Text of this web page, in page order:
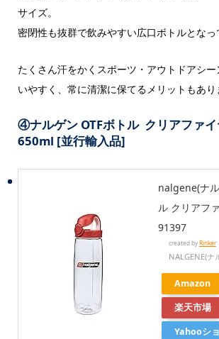
サイズ。
密閉性も抜群で飲みやすい広口ボトルとなっ
たくさん汗をかくスポーツ・アウトドアシ
いやすく、常に清潔に保てるメリットもあり
④ナルゲン OTFボトル クリアファ
650ml [並行輸入品]
nalgene(ナ
ル クリアフ
91397
created byRinker
NALGENE(ナ
Amazon
楽天市場
Yahooシ